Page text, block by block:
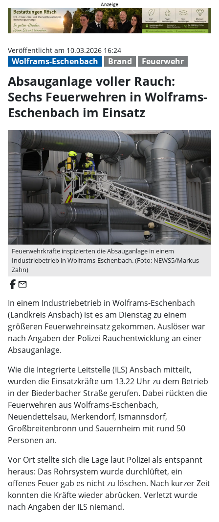
Absauganlage voller Rauch:
Wolframs-Eschenbach Brand Feuerwehr
Veröffentlicht am 10.03.2026 16:24
Absauganlage voller Rauch:
Sechs Feuerwehren in Wolframs-
Eschenbach im Einsatz
Feuerwehrkräfte inspizierten die Absauganlage in einem
Industriebetrieb in Wolframs-Eschenbach. (Foto: NEWS5/Markus
Zahn)
email
In einem Industriebetrieb in Wolframs-Eschenbach
(Landkreis Ansbach) ist es am Dienstag zu einem
größeren Feuerwehreinsatz gekommen. Auslöser war
nach Angaben der Polizei Rauchentwicklung an einer
Absauganlage.
Wie die Integrierte Leitstelle (ILS) Ansbach mitteilt,
wurden die Einsatzkräfte um 13.22 Uhr zu dem Betrieb
in der Biederbacher Straße gerufen. Dabei rückten die
Feuerwehren aus Wolframs-Eschenbach,
Neuendettelsau, Merkendorf, Ismannsdorf,
Großbreitenbronn und Sauernheim mit rund 50
Personen an.
Vor Ort stellte sich die Lage laut Polizei als entspannt
heraus: Das Rohrsystem wurde durchlüftet, ein
offenes Feuer gab es nicht zu löschen. Nach kurzer Zeit
konnten die Kräfte wieder abrücken. Verletzt wurde
nach Angaben der ILS niemand.